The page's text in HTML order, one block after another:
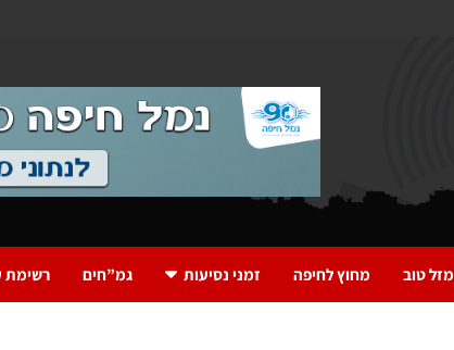
מזל טוב מחוץ לחיפה זמני נסיעות גמ”חים רשימת